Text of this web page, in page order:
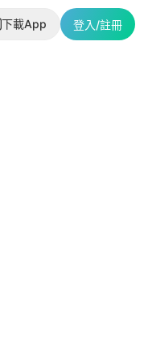
下載App 登入/註冊